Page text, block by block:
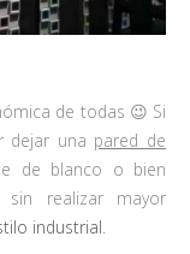
de todas 😉 Si
dejar una pared de
de blanco o bien
realizar mayor
industrial.